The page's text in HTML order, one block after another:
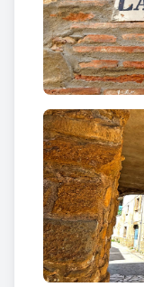
què el territori
comunitats
temps, el poble
dir, un espai
cementiri,
simbòlics que
comunitat.
bona part la
encara
Amb el pas
però de